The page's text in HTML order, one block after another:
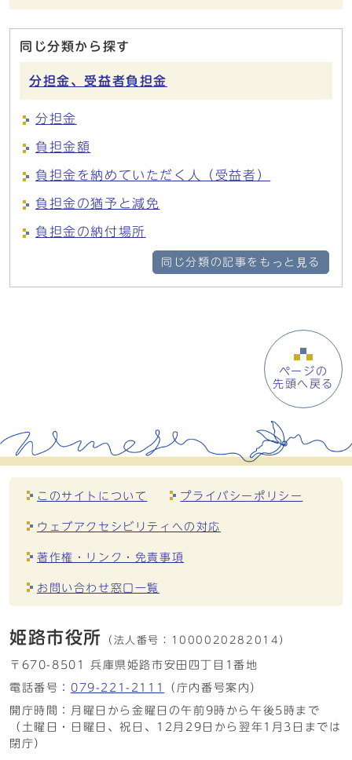
同じ分類から探す
分担金、受益者負担金
分担金
負担金額
負担金を納めていただく人（受益者）
負担金の猶予と減免
負担金の納付場所
同じ分類の記事をもっと見る
ページの
先頭へ戻る
このサイトについて プライバシーポリシー
ウェブアクセシビリティへの対応
著作権・リンク・免責事項
お問い合わせ窓口一覧
姫路市役所 （法人番号： 1000020282014）
〒670-8501 兵庫県姫路市安田四丁目1番地
電話番号： 079-221-2111
（庁内番号案内）
開庁時間：月曜日から金曜日の午前9時から午後5時まで
（土曜日・日曜日、祝日、12月29日から翌年1月3日までは
閉庁）